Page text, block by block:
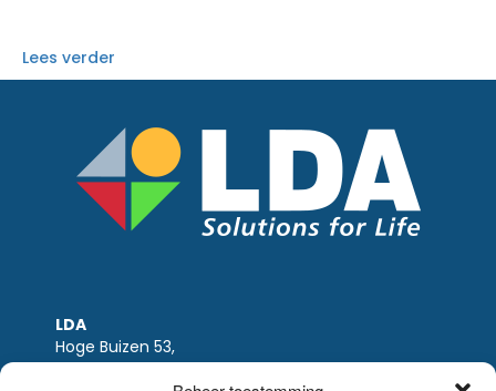
Lees verder
LDA
Hoge Buizen 53,
1980 EPPEGEM